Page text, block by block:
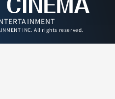
INC. All rights reserved.